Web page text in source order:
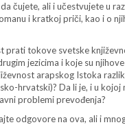
čujete, ali i učestvujete u
i kratkoj priči, kao i o
prati tokove svetske
jezicima i koje su
arapskog Istoka
hrvatski)? Da li je, i u
problemi prevođenja?
odgovore na ova, ali i